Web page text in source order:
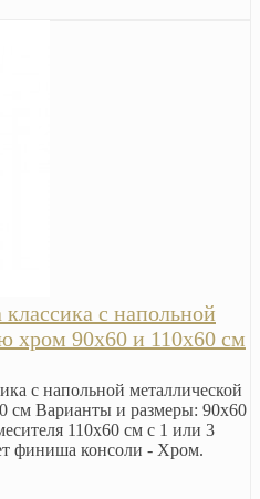
с напольной
хром 90х60 и 110х60 см
с напольной металлической
см Варианты и размеры: 90х60
110х60 см с 1 или 3
финиша консоли - Хром.